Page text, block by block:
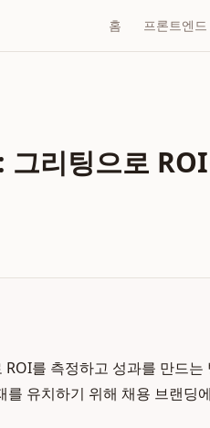
홈 프론트엔드
리팅으로
를 측정하고 성과를 만드는
유치하기 위해 채용 브랜딩